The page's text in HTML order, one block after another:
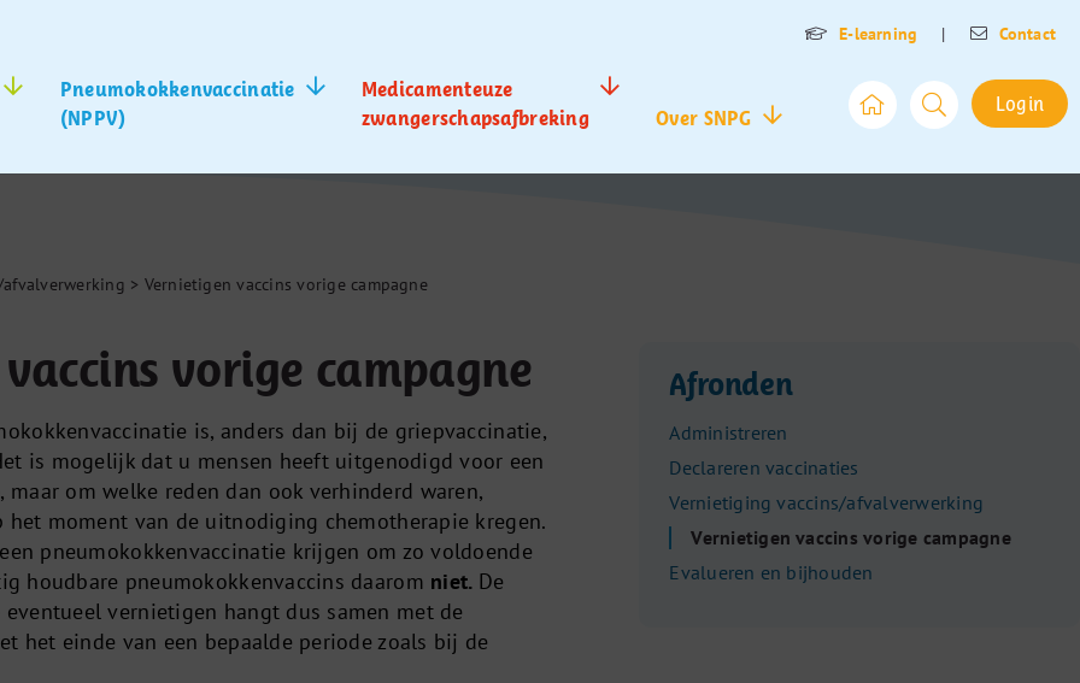
E-learning | Contact
Pneumokokkenvaccinatie
(NPPV)
Medicamenteuze
zwangerschapsafbreking
Over SNPG
Login
> Vernietigen vaccins vorige campagne
vorige campagne
is, anders dan bij de griepvaccinatie,
is mogelijk dat u mensen heeft uitgenodigd voor een
maar om welke reden dan ook verhinderd waren,
moment van de uitnodiging chemotherapie kregen.
pneumokokkenvaccinatie krijgen om zo voldoende
houdbare pneumokokkenvaccins daarom niet. De
vernietigen hangt dus samen met de
het einde van een bepaalde periode zoals bij de
Afronden
Administreren
Declareren vaccinaties
Vernietiging vaccins/afvalverwerking
Vernietigen vaccins vorige campagne
Evalueren en bijhouden